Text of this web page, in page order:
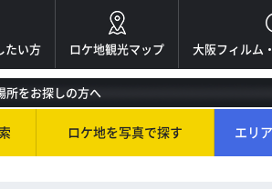
たい方 ロケ地観光マップ 大阪フィルム
所をお探しの方へ
ロケ地を写真で探す エリ